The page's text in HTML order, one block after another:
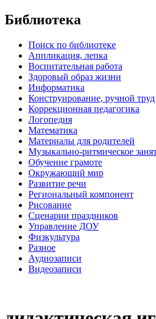
Библиотека
Поиск по библиотеке
Аппликация, лепка
Воспитательная работа
Здоровый образ жизни
Информатика
Конструирование, ручной труд
Коррекционная педагогика
Логопедия
Математика
Материалы для родителей
Музыкально-ритмическое
Обучение грамоте
Окружающий мир
Развитие речи
Региональный компонент
Рисование
Сценарии праздников
Управление ДОУ
Физкультура
Разное
Аудиозаписи
Видеозаписи